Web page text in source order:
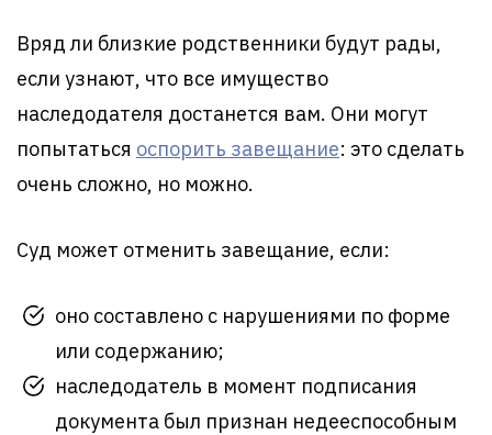
Вряд ли близкие родственники будут рады,
если узнают, что все имущество
наследодателя достанется вам. Они могут
попытаться оспорить завещание: это сделать
очень сложно, но можно.
Суд может отменить завещание, если:
оно составлено с нарушениями по форме
или содержанию;
наследодатель в момент подписания
документа был признан недееспособным